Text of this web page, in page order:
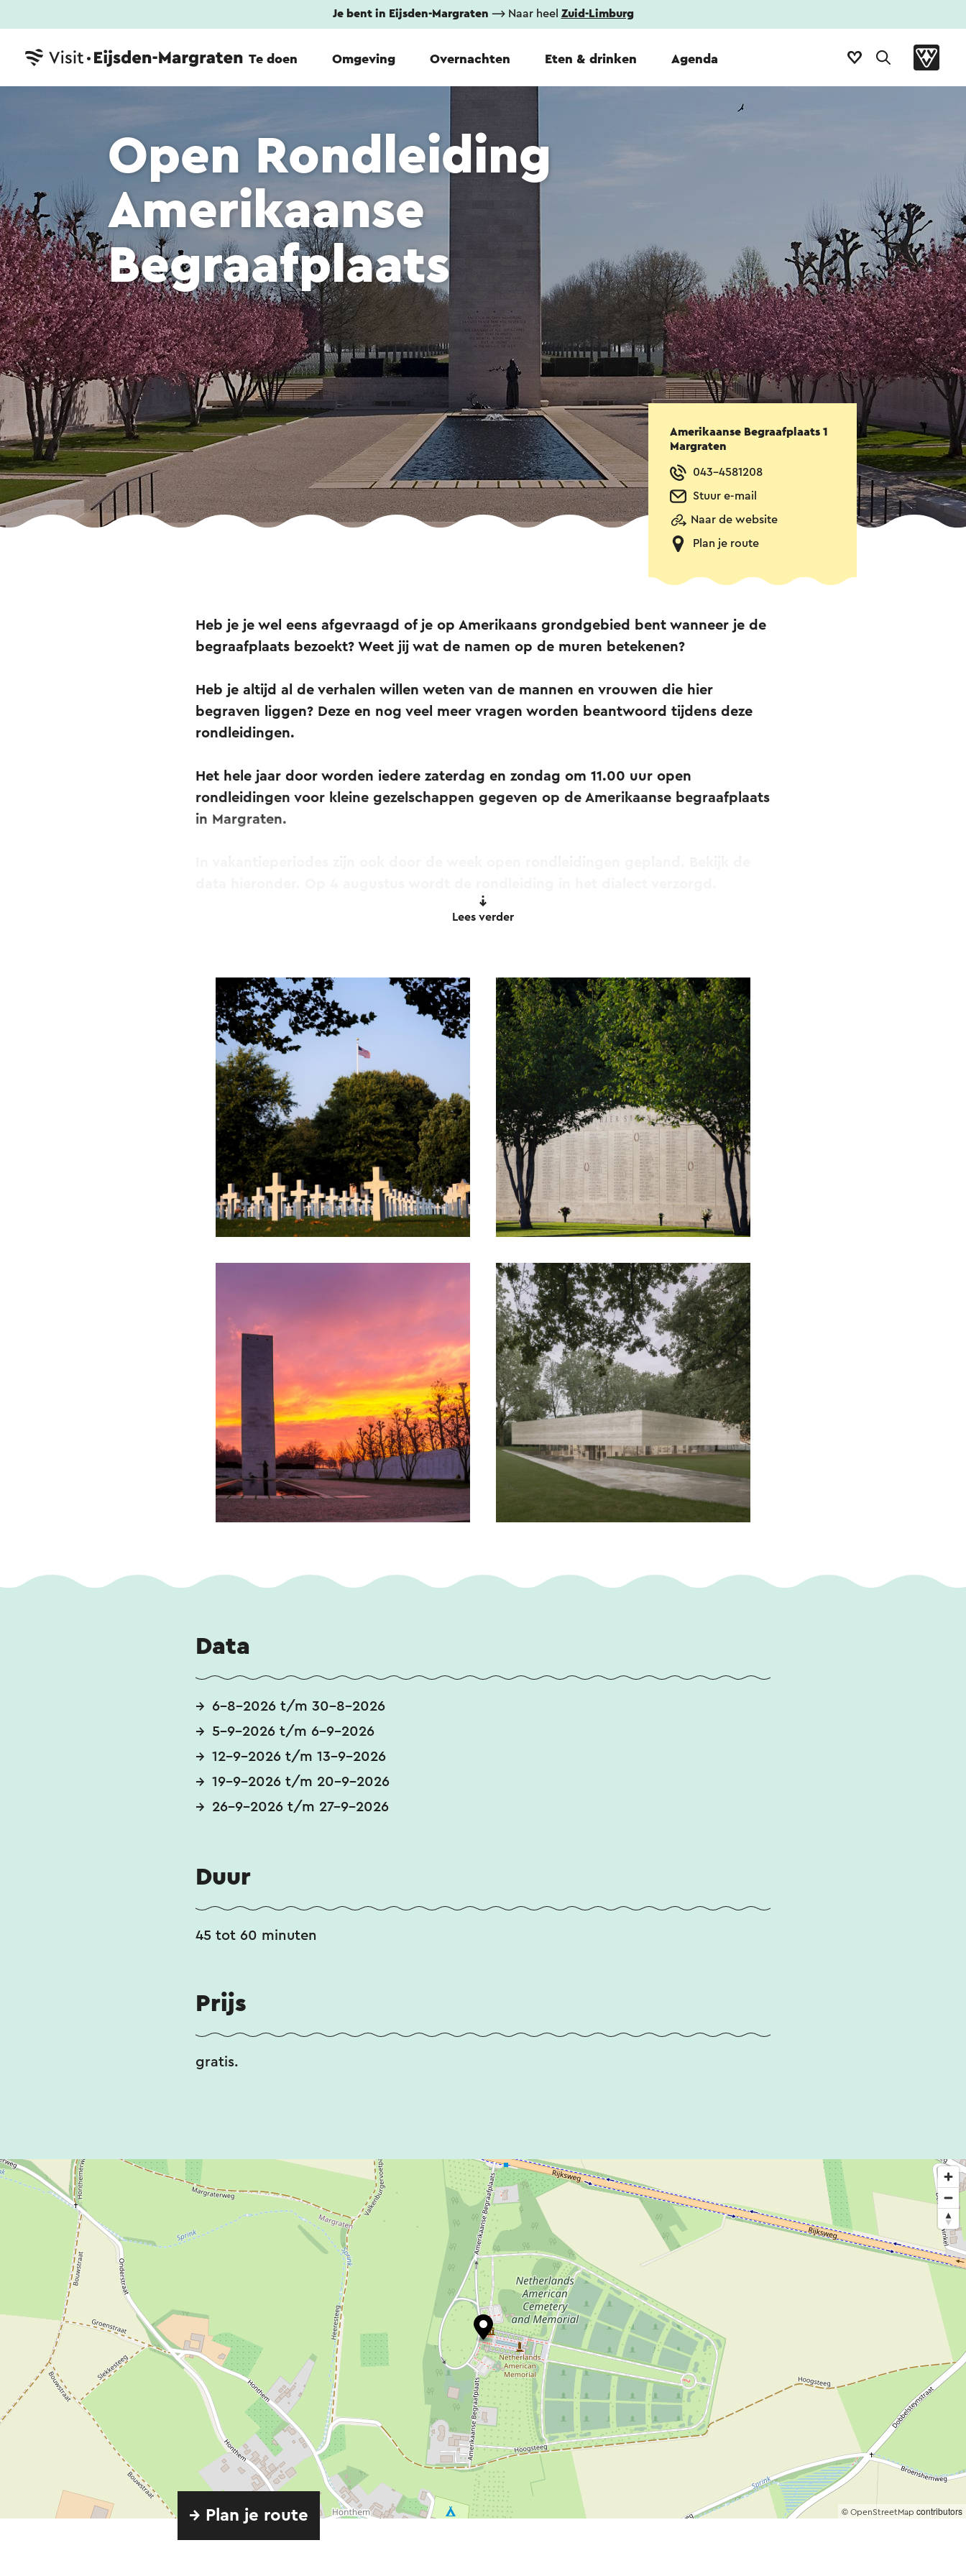
Je bent in Eijsden-Margraten ⟶ Naar heel Zuid-Limburg
Te doen Omgeving Overnachten Eten & drinken Agenda
Open Rondleiding
Amerikaanse
Begraafplaats
Amerikaanse Begraafplaats 1
Margraten
043-4581208
Stuur e-mail
Naar de website
Plan je route
Heb je je wel eens afgevraagd of je op Amerikaans grondgebied bent wanneer je de
begraafplaats bezoekt? Weet jij wat de namen op de muren betekenen?
Heb je altijd al de verhalen willen weten van de mannen en vrouwen die hier
begraven liggen? Deze en nog veel meer vragen worden beantwoord tijdens deze
rondleidingen.
Het hele jaar door worden iedere zaterdag en zondag om 11.00 uur open
rondleidingen voor kleine gezelschappen gegeven op de Amerikaanse begraafplaats
in Margraten.
Voor meer informatie en groepsreserveringen (vanaf 15 personen) kun je contact
opnemen met de begraafplaats door een e-mail te sturen of telefonisch contact op
te nemen.
Lees verder
Data
6-8-2026 t/m 30-8-2026
5-9-2026 t/m 6-9-2026
12-9-2026 t/m 13-9-2026
19-9-2026 t/m 20-9-2026
26-9-2026 t/m 27-9-2026
Duur
45 tot 60 minuten
Prijs
gratis.
© OpenStreetMap contributors
→ Plan je route